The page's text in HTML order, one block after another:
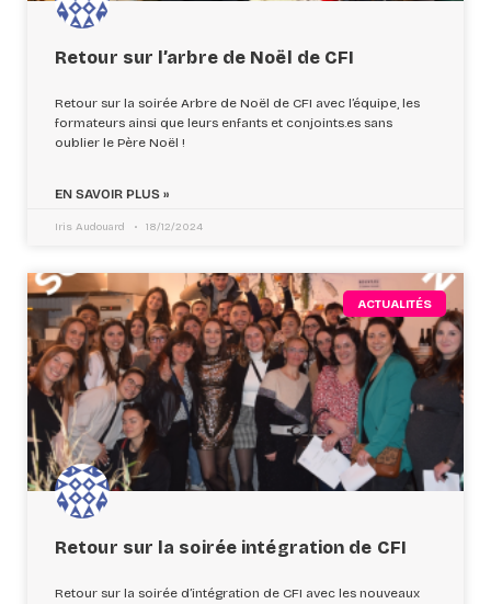
Retour sur l’arbre de Noël de CFI
Retour sur la soirée Arbre de Noël de CFI avec l’équipe, les
formateurs ainsi que leurs enfants et conjoints.es sans
oublier le Père Noël !
EN SAVOIR PLUS »
Iris Audouard 18/12/2024
ACTUALITÉS
Retour sur la soirée intégration de CFI
Retour sur la soirée d’intégration de CFI avec les nouveaux